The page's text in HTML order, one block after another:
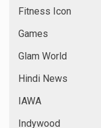
Fitness Icon
Games
Glam World
Hindi News
IAWA
Indywood